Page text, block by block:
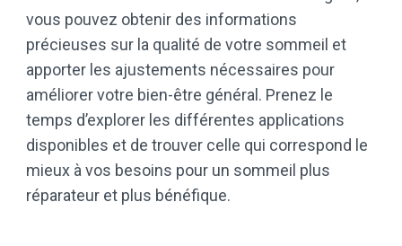
vous pouvez obtenir des informations
précieuses sur la qualité de votre sommeil et
apporter les ajustements nécessaires pour
améliorer votre bien-être général. Prenez le
temps d’explorer les différentes applications
disponibles et de trouver celle qui correspond le
mieux à vos besoins pour un sommeil plus
réparateur et plus bénéfique.